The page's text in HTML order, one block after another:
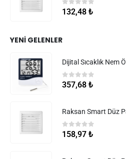
05 üzerinden
132,48 ₺
YENI GELENLER
Dijital Sıcaklık Nem
05 üzerinden
357,68 ₺
Raksan Smart Düz
0 5 üzerinden
158,97 ₺